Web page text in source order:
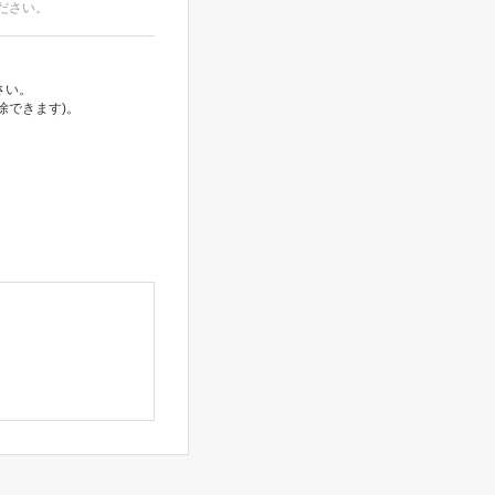
い。
。
きます)。